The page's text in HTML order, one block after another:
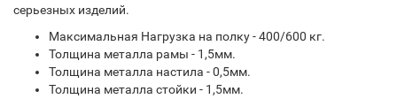
серьезных изделий.
Максимальная Нагрузка на полку - 400/600 кг.
Толщина металла рамы - 1,5мм.
Толщина металла настила - 0,5мм.
Толщина металла стойки - 1,5мм.